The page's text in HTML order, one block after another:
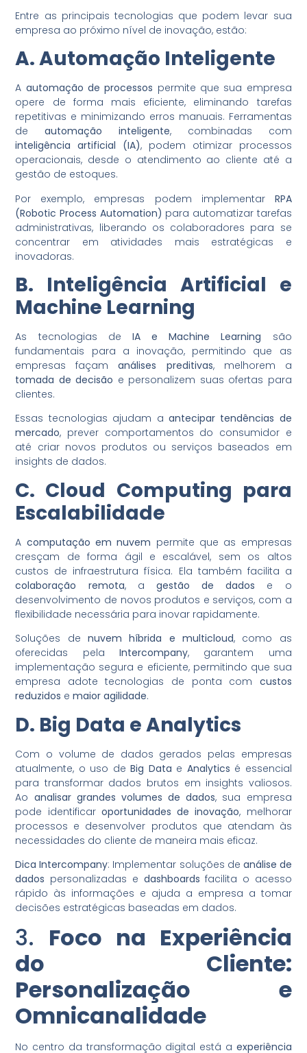
Entre as principais tecnologias que podem levar sua
empresa ao próximo nível de inovação, estão:
A. Automação Inteligente
A automação de processos permite que sua empresa
opere de forma mais eficiente, eliminando tarefas
repetitivas e minimizando erros manuais. Ferramentas
deautomação inteligente, combinadas com
inteligência artificial (IA), podem otimizar processos
operacionais, desde o atendimento ao cliente até a
gestão de estoques.
Por exemplo, empresas podem implementar RPA
(Robotic Process Automation) para automatizar tarefas
administrativas, liberando os colaboradores para se
concentrar em atividades mais estratégicas e
inovadoras.
B. Inteligência Artificial e
Machine Learning
As tecnologias de IA e Machine Learning são
fundamentais para a inovação, permitindo que as
empresas façamanálises preditivas, melhorem a
tomada de decisão e personalizem suas ofertas para
clientes.
Essas tecnologias ajudam a antecipar tendências de
mercado, prever comportamentos do consumidor e
até criar novos produtos ou serviços baseados em
insights de dados.
C. Cloud Computing para
Escalabilidade
A computação em nuvem permite que as empresas
cresçam de forma ágil e escalável, sem os altos
custos de infraestrutura física. Ela também facilita a
colaboração remota, a gestão de dados e o
desenvolvimento de novos produtos e serviços, com a
flexibilidade necessária para inovar rapidamente.
Soluções denuvem híbrida e multicloud, como as
oferecidas pela Intercompany, garantem uma
implementação segura e eficiente, permitindo que sua
empresa adote tecnologias de ponta com custos
reduzidos emaior agilidade.
D. Big Data e Analytics
Com o volume de dados gerados pelas empresas
atualmente, o uso deBig Data e Analytics é essencial
para transformar dados brutos em insights valiosos.
Ao analisar grandes volumes de dados, sua empresa
pode identificar oportunidades de inovação, melhorar
processos e desenvolver produtos que atendam às
necessidades do cliente de maneira mais eficaz.
Dica Intercompany: Implementar soluções de análise de
dados personalizadas e dashboards facilita o acesso
rápido às informações e ajuda a empresa a tomar
decisões estratégicas baseadas em dados.
3. Foco na Experiência
do Cliente:
Personalização e
Omnicanalidade
No centro da transformação digital está a experiência